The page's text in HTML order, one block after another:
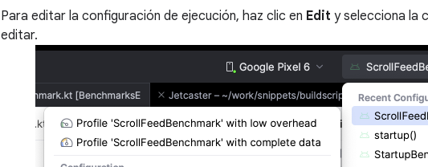
Para editar la configuración de ejecución, haz clic en Edit y selecciona la
editar.